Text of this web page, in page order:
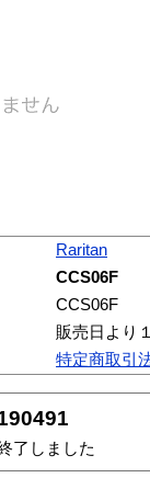
Raritan
CCS06F
CCS06F
販売日より
特定商取引
了しました